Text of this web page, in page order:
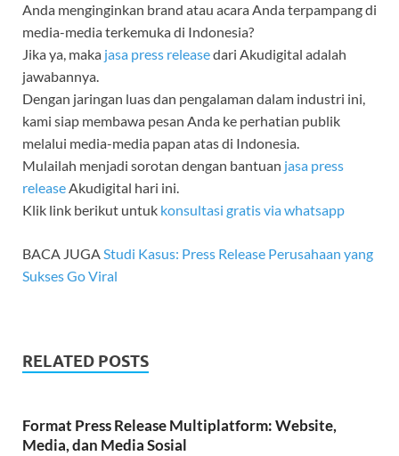
Anda menginginkan brand atau acara Anda terpampang di
media-media terkemuka di Indonesia?
Jika ya, maka jasa press releasedari Akudigital adalah
jawabannya.
Dengan jaringan luas dan pengalaman dalam industri ini,
kami siap membawa pesan Anda ke perhatian publik
melalui media-media papan atas di Indonesia.
Mulailah menjadi sorotan dengan bantuan jasa press
releaseAkudigital hari ini.
Klik link berikut untuk konsultasi gratis via whatsapp
BACA JUGAStudi Kasus: Press Release Perusahaan yang
Sukses Go Viral
RELATED POSTS
Format Press Release Multiplatform: Website,
Media, dan Media Sosial